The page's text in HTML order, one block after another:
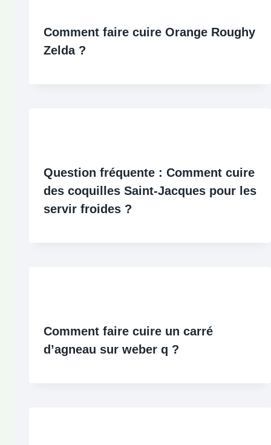
Comment faire cuire Orange Roughy
Zelda ?
Question fréquente : Comment cuire
des coquilles Saint-Jacques pour les
servir froides ?
Comment faire cuire un carré
d’agneau sur weber q ?